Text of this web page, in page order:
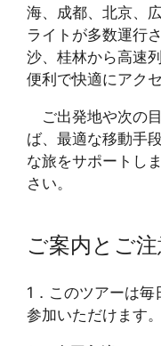
海、成都、北京、
ライトが多数運行
沙、桂林から高速
便利で快適にアク
ご出発地や次の
ば、最適な移動手
な旅をサポートし
さい。
ご案内とご
1．このツアーは
参加いただけます。